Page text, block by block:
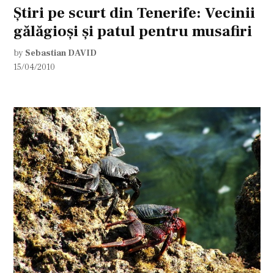
Ştiri pe scurt din Tenerife: Vecinii
gălăgioşi şi patul pentru musafiri
by Sebastian DAVID
15/04/2010